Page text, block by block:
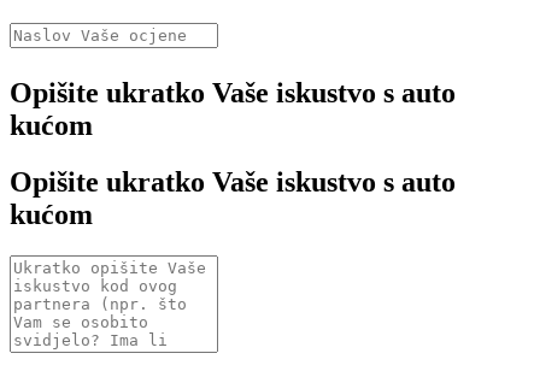
Opišite ukratko Vaše iskustvo s auto
kućom
Opišite ukratko Vaše iskustvo s auto
kućom